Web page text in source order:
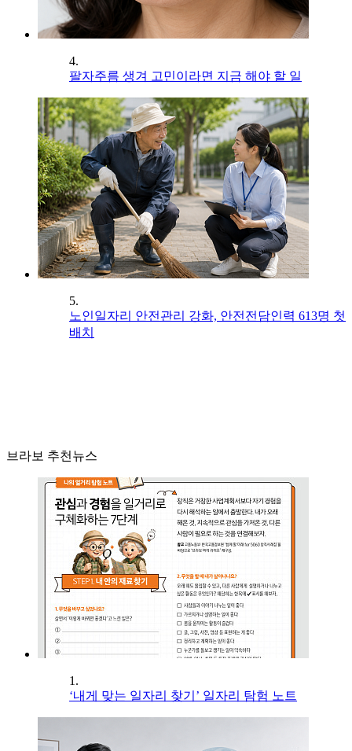
4.
팔자주름 생겨 고민이라면 지금 해야 할 일
5.
노인일자리 안전관리 강화, 안전전담인력 613명 첫
배치
브라보 추천뉴스
1.
‘내게 맞는 일자리 찾기’ 일자리 탐험 노트